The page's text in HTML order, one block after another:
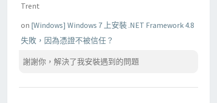
Trent
on [Windows] Windows 7 上安裝 .NET Framework 4.8
失敗，因為憑證不被信任？
謝謝你，解決了我安裝遇到的問題